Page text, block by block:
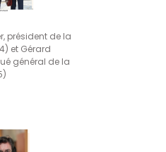
président de la
et Gérard
général de la